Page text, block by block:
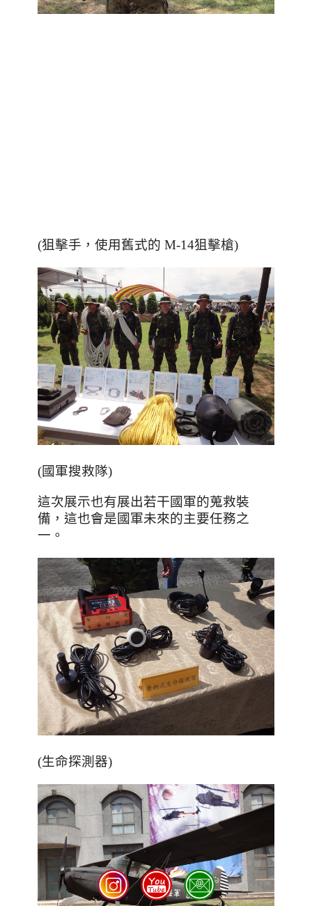
(狙擊手 ，使用舊式的 M-14狙擊槍)
(國軍搜救隊)
這次展示也有展出若干國軍的蒐救裝
備 ，這也會是國軍未來的主要任務之
一 。
(生命探測器)